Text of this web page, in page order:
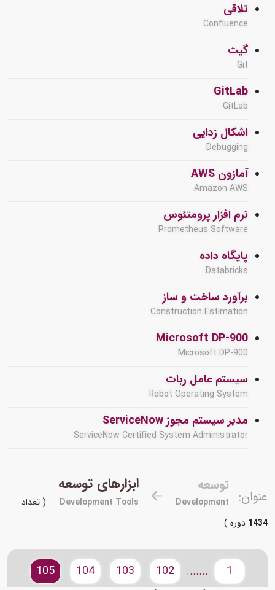
تلاقی
Confluence
گیت
Git
GitLab
GitLab
اشکال زدایی
Debugging
آمازون AWS
Amazon AWS
نرم افزار پرومتئوس
Prometheus Software
پایگاه داده
Databricks
برآورد ساخت و ساز
Construction Estimation
Microsoft DP-900
Microsoft DP-900
سیستم عامل ربات
Robot Operating System
مدیر سیستم مجوز ServiceNow
ServiceNow Certified System Administrator
عنوان:
توسعه
Development
ابزارهای توسعه
Development Tools
( تعداد
1434 دوره )
.......
102
103
104
105